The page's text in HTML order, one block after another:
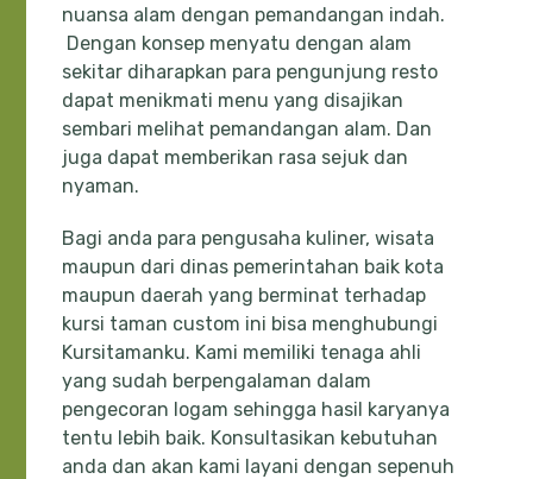
nuansa alam dengan pemandangan indah.
Dengan konsep menyatu dengan alam
sekitar diharapkan para pengunjung resto
dapat menikmati menu yang disajikan
sembari melihat pemandangan alam. Dan
juga dapat memberikan rasa sejuk dan
nyaman.
Bagi anda para pengusaha kuliner, wisata
maupun dari dinas pemerintahan baik kota
maupun daerah yang berminat terhadap
kursi taman custom ini bisa menghubungi
Kursitamanku. Kami memiliki tenaga ahli
yang sudah berpengalaman dalam
pengecoran logam sehingga hasil karyanya
tentu lebih baik. Konsultasikan kebutuhan
anda dan akan kami layani dengan sepenuh